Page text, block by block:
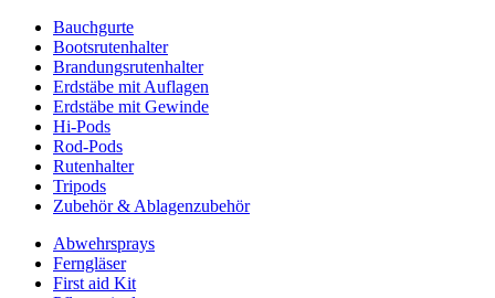
Bauchgurte
Bootsrutenhalter
Brandungsrutenhalter
Erdstäbe mit Auflagen
Erdstäbe mit Gewinde
Hi-Pods
Rod-Pods
Rutenhalter
Tripods
Zubehör & Ablagenzubehör
Abwehrsprays
Ferngläser
First aid Kit